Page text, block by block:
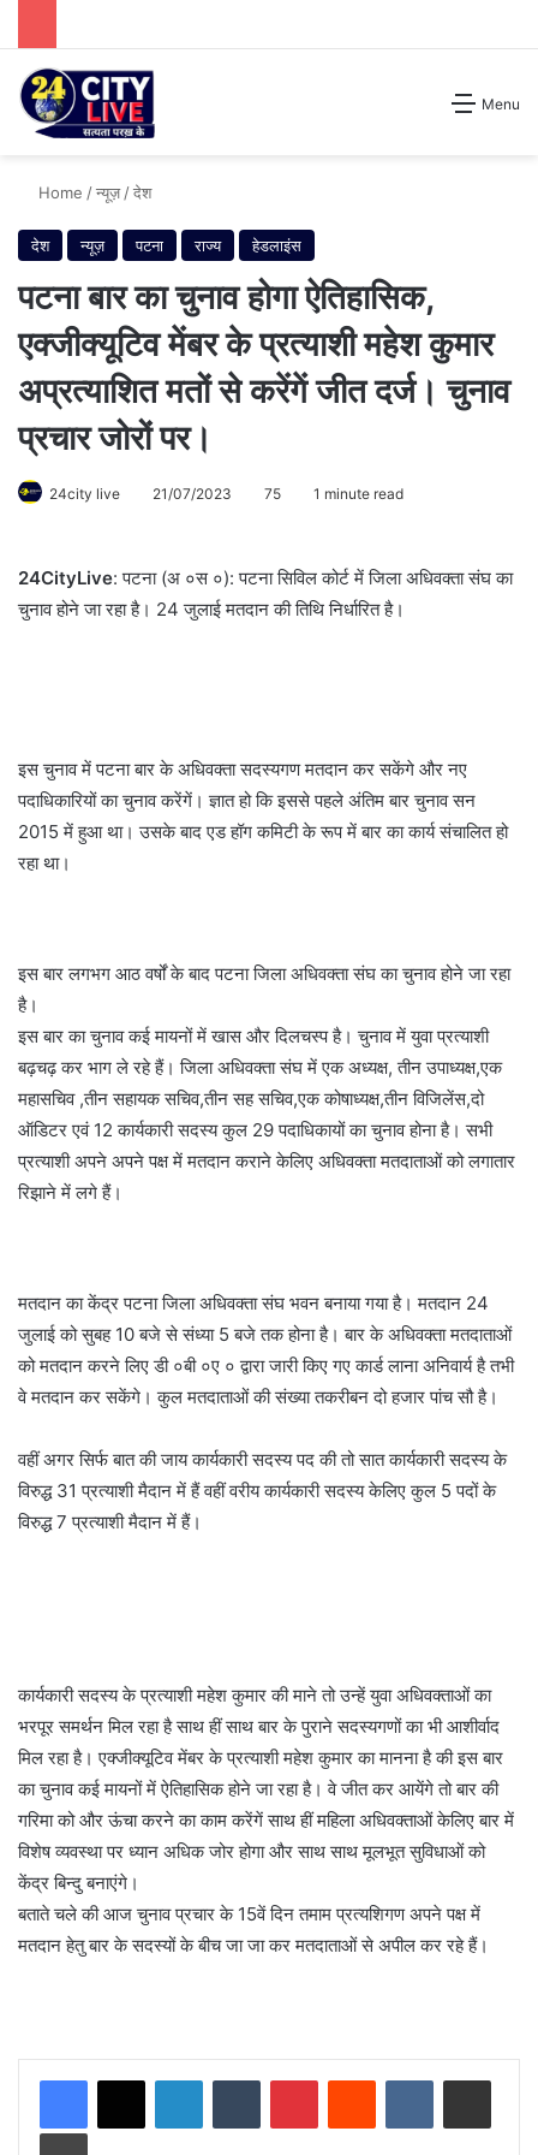
Menu
Search for
Home /न्यूज़ /देश
देश न्यूज़ पटना राज्य हेडलाइंस
पटना बार का चुनाव होगा ऐतिहासिक,
एक्जीक्यूटिव मेंबर के प्रत्याशी महेश कुमार
अप्रत्याशित मतों से करेंगें जीत दर्ज। चुनाव
प्रचार जोरों पर।
24city live 21/07/2023 75 1 minute read
24CityLive: पटना (अ ०स ०): पटना सिविल कोर्ट में जिला अधिवक्ता संघ का
चुनाव होने जा रहा है। 24 जुलाई मतदान की तिथि निर्धारित है।
इस चुनाव में पटना बार के अधिवक्ता सदस्यगण मतदान कर सकेंगे और नए
पदाधिकारियों का चुनाव करेंगें। ज्ञात हो कि इससे पहले अंतिम बार चुनाव सन
2015 में हुआ था। उसके बाद एड हॉग कमिटी के रूप में बार का कार्य संचालित हो
रहा था।
इस बार लगभग आठ वर्षों के बाद पटना जिला अधिवक्ता संघ का चुनाव होने जा रहा
है।
इस बार का चुनाव कई मायनों में खास और दिलचस्प है। चुनाव में युवा प्रत्याशी
बढ़चढ़ कर भाग ले रहे हैं। जिला अधिवक्ता संघ में एक अध्यक्ष, तीन उपाध्यक्ष,एक
महासचिव ,तीन सहायक सचिव,तीन सह सचिव,एक कोषाध्यक्ष,तीन विजिलेंस,दो
ऑडिटर एवं 12 कार्यकारी सदस्य कुल 29 पदाधिकायों का चुनाव होना है। सभी
प्रत्याशी अपने अपने पक्ष में मतदान कराने केलिए अधिवक्ता मतदाताओं को लगातार
रिझाने में लगे हैं।
मतदान का केंद्र पटना जिला अधिवक्ता संघ भवन बनाया गया है। मतदान 24
जुलाई को सुबह 10 बजे से संध्या 5 बजे तक होना है। बार के अधिवक्ता मतदाताओं
को मतदान करने लिए डी ०बी ०ए ० द्वारा जारी किए गए कार्ड लाना अनिवार्य है तभी
वे मतदान कर सकेंगे। कुल मतदाताओं की संख्या तकरीबन दो हजार पांच सौ है।
वहीं अगर सिर्फ बात की जाय कार्यकारी सदस्य पद की तो सात कार्यकारी सदस्य के
विरुद्ध 31 प्रत्याशी मैदान में हैं वहीं वरीय कार्यकारी सदस्य केलिए कुल 5 पदों के
विरुद्ध 7 प्रत्याशी मैदान में हैं।
कार्यकारी सदस्य के प्रत्याशी महेश कुमार की माने तो उन्हें युवा अधिवक्ताओं का
भरपूर समर्थन मिल रहा है साथ हीं साथ बार के पुराने सदस्यगणों का भी आशीर्वाद
मिल रहा है। एक्जीक्यूटिव मेंबर के प्रत्याशी महेश कुमार का मानना है की इस बार
का चुनाव कई मायनों में ऐतिहासिक होने जा रहा है। वे जीत कर आयेंगे तो बार की
गरिमा को और ऊंचा करने का काम करेंगें साथ हीं महिला अधिवक्ताओं केलिए बार में
विशेष व्यवस्था पर ध्यान अधिक जोर होगा और साथ साथ मूलभूत सुविधाओं को
केंद्र बिन्दु बनाएंगे।
बताते चले की आज चुनाव प्रचार के 15वें दिन तमाम प्रत्यशिगण अपने पक्ष में
मतदान हेतु बार के सदस्यों के बीच जा जा कर मतदाताओं से अपील कर रहे हैं।
LinkedInTumblr PinterestReddit VKontakteShare via Email
Print